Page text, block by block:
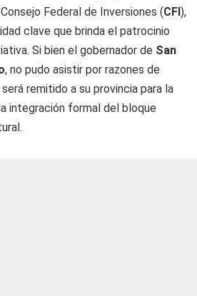
Federal de Inversiones (CFI),
clave que brinda el patrocinio
Si bien el gobernador de San
, no pudo asistir por razones de
remitido a su provincia para la
integración formal del bloque